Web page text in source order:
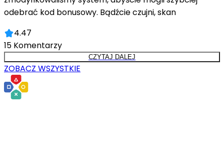
odebrać kod bonusowy. Bądźcie czujni, skan
4.47
15 Komentarzy
CZYTAJ DALEJ
ZOBACZ WSZYSTKIE